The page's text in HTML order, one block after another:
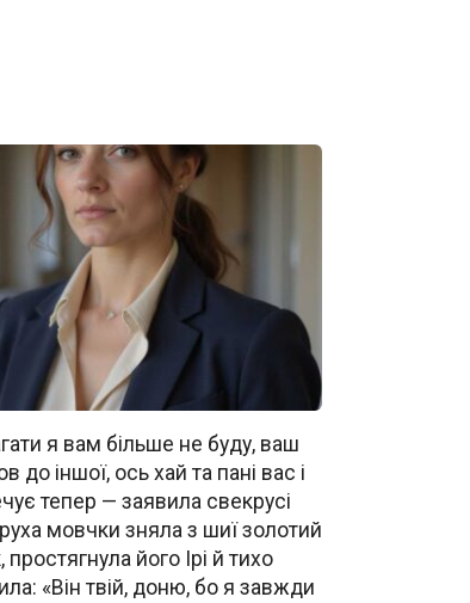
я вам більше не буду, ваш
до іншої, ось хай та пані вас і
тепер — заявила свекрусі
мовчки зняла з шиї золотий
простягнула його Ірі й тихо
«Він твій, доню, бо я завжди